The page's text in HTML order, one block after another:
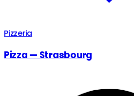
Pizzeria
Pizza — Strasbourg